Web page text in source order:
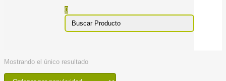
0
Mostrando el único resultado